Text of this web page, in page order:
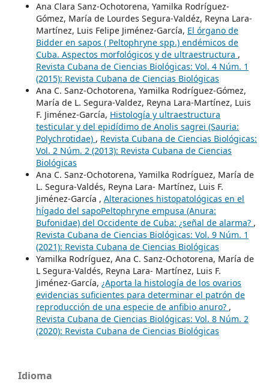
Ana Clara Sanz-Ochotorena, Yamilka Rodríguez-
Gómez, María de Lourdes Segura-Valdéz, Reyna Lara-
Martínez, Luis Felipe Jiménez-García, El órgano de
Bidder en sapos ( Peltophryne spp.) endémicos de
Cuba. Aspectos morfológicos y de ultraestructura ,
Revista Cubana de Ciencias Biológicas: Vol. 4 Núm. 1
(2015): Revista Cubana de Ciencias Biológicas
Ana C. Sanz-Ochotorena, Yamilka Rodríguez-Gómez,
María de L. Segura-Valdez, Reyna Lara-Martínez, Luis
F. Jiménez-García, Histología y ultraestructura
testicular y del epidídimo de Anolis sagrei (Sauria:
Polychrotidae) , Revista Cubana de Ciencias Biológicas:
Vol. 2 Núm. 2 (2013): Revista Cubana de Ciencias
Biológicas
Ana C. Sanz-Ochotorena, Yamilka Rodríguez, María de
L. Segura-Valdés, Reyna Lara- Martínez, Luis F.
Jiménez-García , Alteraciones histopatológicas en el
hígado del sapoPeltophryne empusa (Anura:
Bufonidae) del Occidente de Cuba: ¿señal de alarma? ,
Revista Cubana de Ciencias Biológicas: Vol. 9 Núm. 1
(2021): Revista Cubana de Ciencias Biológicas
Yamilka Rodríguez, Ana C. Sanz-Ochotorena, María de
L Segura-Valdés, Reyna Lara- Martínez, Luis F.
Jiménez-García, ¿Aporta la histología de los ovarios
evidencias suficientes para determinar el patrón de
reproducción de una especie de anfibio anuro? ,
Revista Cubana de Ciencias Biológicas: Vol. 8 Núm. 2
(2020): Revista Cubana de Ciencias Biológicas
Idioma